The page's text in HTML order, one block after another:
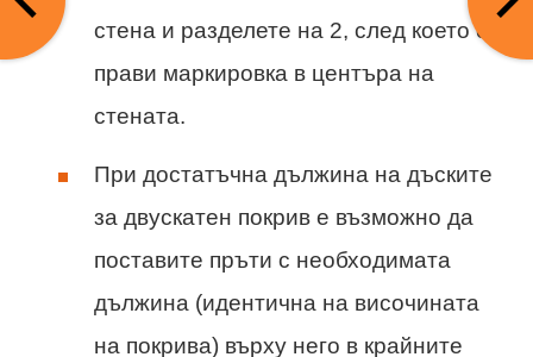
стена и разделете на 2, след което се
прави маркировка в центъра на
стената.
При достатъчна дължина на дъските
за двускатен покрив е възможно да
поставите пръти с необходимата
дължина (идентична на височината
на покрива) върху него в крайните